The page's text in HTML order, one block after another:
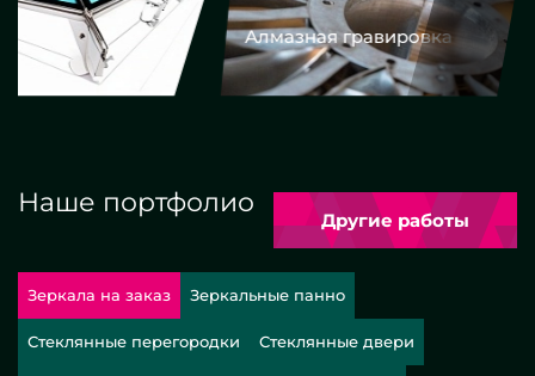
Алмазная гравировка
Наше портфолио
Другие работы
Зеркала на заказ Зеркальные панно
Стеклянные перегородки Стеклянные двери